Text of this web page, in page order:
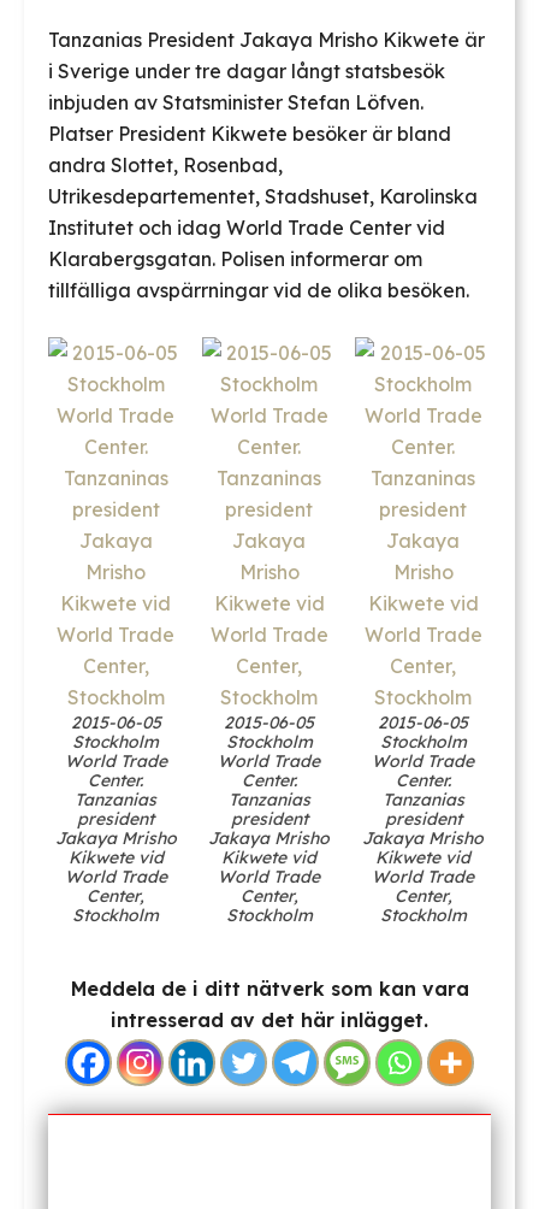
Tanzanias President Jakaya Mrisho Kikwete är
i Sverige under tre dagar långt statsbesök
inbjuden av Statsminister Stefan Löfven.
Platser President Kikwete besöker är bland
andra Slottet, Rosenbad,
Utrikesdepartementet, Stadshuset, Karolinska
Institutet och idag World Trade Center vid
Klarabergsgatan. Polisen informerar om
tillfälliga avspärrningar vid de olika besöken.
2015-06-05
Stockholm
World Trade
Center.
Tanzanias
president
Jakaya Mrisho
Kikwete vid
World Trade
Center,
Stockholm
2015-06-05
Stockholm
World Trade
Center.
Tanzanias
president
Jakaya Mrisho
Kikwete vid
World Trade
Center,
Stockholm
2015-06-05
Stockholm
World Trade
Center.
Tanzanias
president
Jakaya Mrisho
Kikwete vid
World Trade
Center,
Stockholm
Meddela de i ditt nätverk som kan vara
intresserad av det här inlägget.